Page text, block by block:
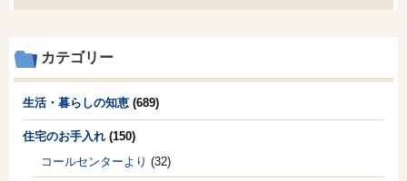
カテゴリー
生活・暮らしの知恵 (689)
住宅のお手入れ (150)
コールセンターより (32)